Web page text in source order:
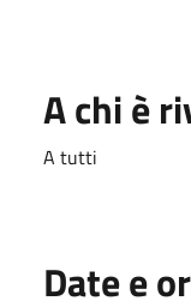
A chi è
A tutti
Date e